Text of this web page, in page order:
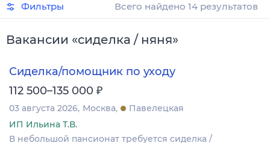
Фильтры Всего найдено 14 результатов
Вакансии «сиделка / няня»
Сиделка/помощник по уходу
112 500–135 000 ₽
03 августа 2026 Москва
Павелецкая
ИП Ильина Т.В.
В небольшой пансионат требуется сиделка /